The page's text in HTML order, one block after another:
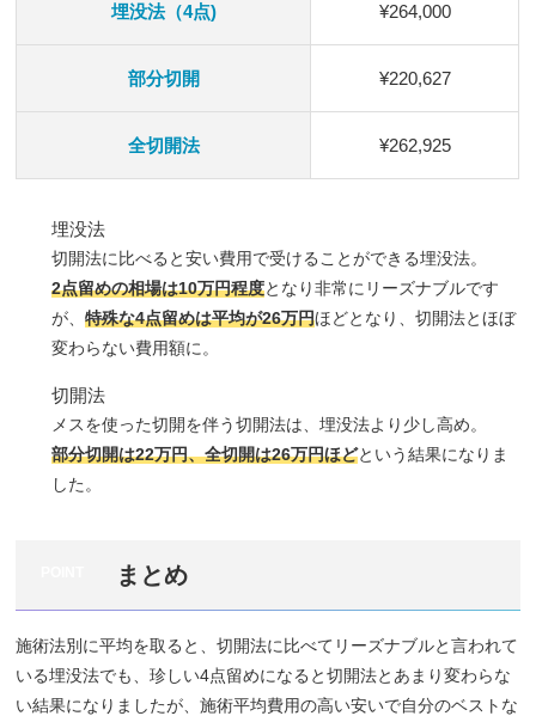
埋没法（4点) ¥264,000
部分切開 ¥220,627
全切開法 ¥262,925
埋没法
切開法に比べると安い費用で受けることができる埋没法。
2点留めの相場は10万円程度となり非常にリーズナブルです
が、特殊な4点留めは平均が26万円ほどとなり、切開法とほぼ
変わらない費用額に。
切開法
メスを使った切開を伴う切開法は、埋没法より少し高め。
部分切開は22万円、全切開は26万円ほどという結果になりま
した。
まとめ
施術法別に平均を取ると、切開法に比べてリーズナブルと言われて
いる埋没法でも、珍しい4点留めになると切開法とあまり変わらな
い結果になりましたが、施術平均費用の高い安いで自分のベストな